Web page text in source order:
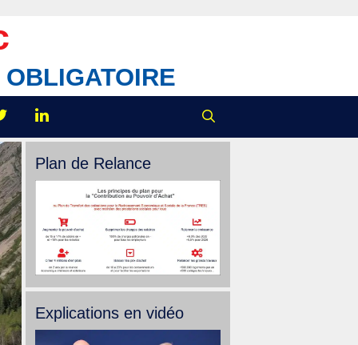
Plan de Relance
Explications en vidéo